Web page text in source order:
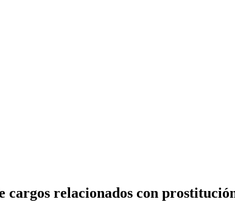
relacionados con